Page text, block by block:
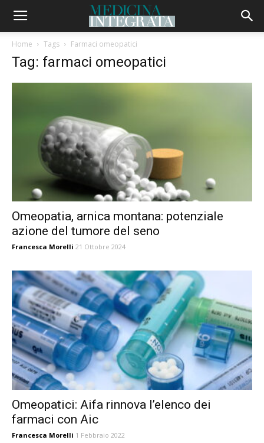
Home Tags Farmaci omeopatici
Tag: farmaci omeopatici
Omeopatia, arnica montana: potenziale
azione del tumore del seno
Francesca Morelli 21 Ottobre 2024
Omeopatici: Aifa rinnova l’elenco dei
farmaci con Aic
Francesca Morelli 1 Febbraio 2022